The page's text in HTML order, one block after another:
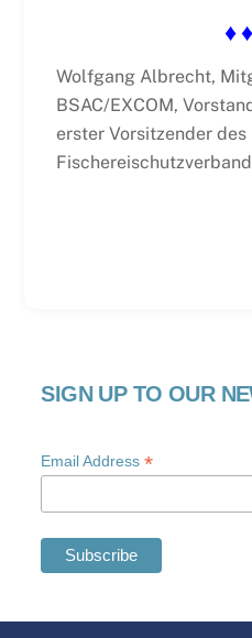
♦
Wolfgang Albrecht,
BSAC/EXCOM,
erster Vorsitzender des
SIGN UP TO OUR
Email Address*